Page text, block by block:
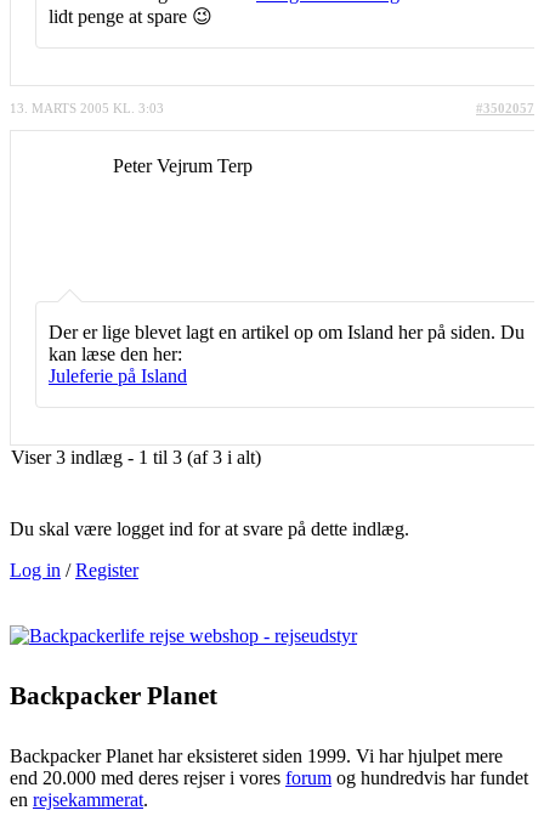
lidt penge at spare 😉
13. MARTS 2005 KL. 3:03 #3502057
Peter Vejrum Terp
Der er lige blevet lagt en artikel op om Island her på siden. Du
kan læse den her:
Juleferie på Island
Viser 3 indlæg - 1 til 3 (af 3 i alt)
Du skal være logget ind for at svare på dette indlæg.
Log in /Register
Backpacker Planet
Backpacker Planet har eksisteret siden 1999. Vi har hjulpet mere
end 20.000 med deres rejser i vores forum og hundredvis har fundet
en rejsekammerat.